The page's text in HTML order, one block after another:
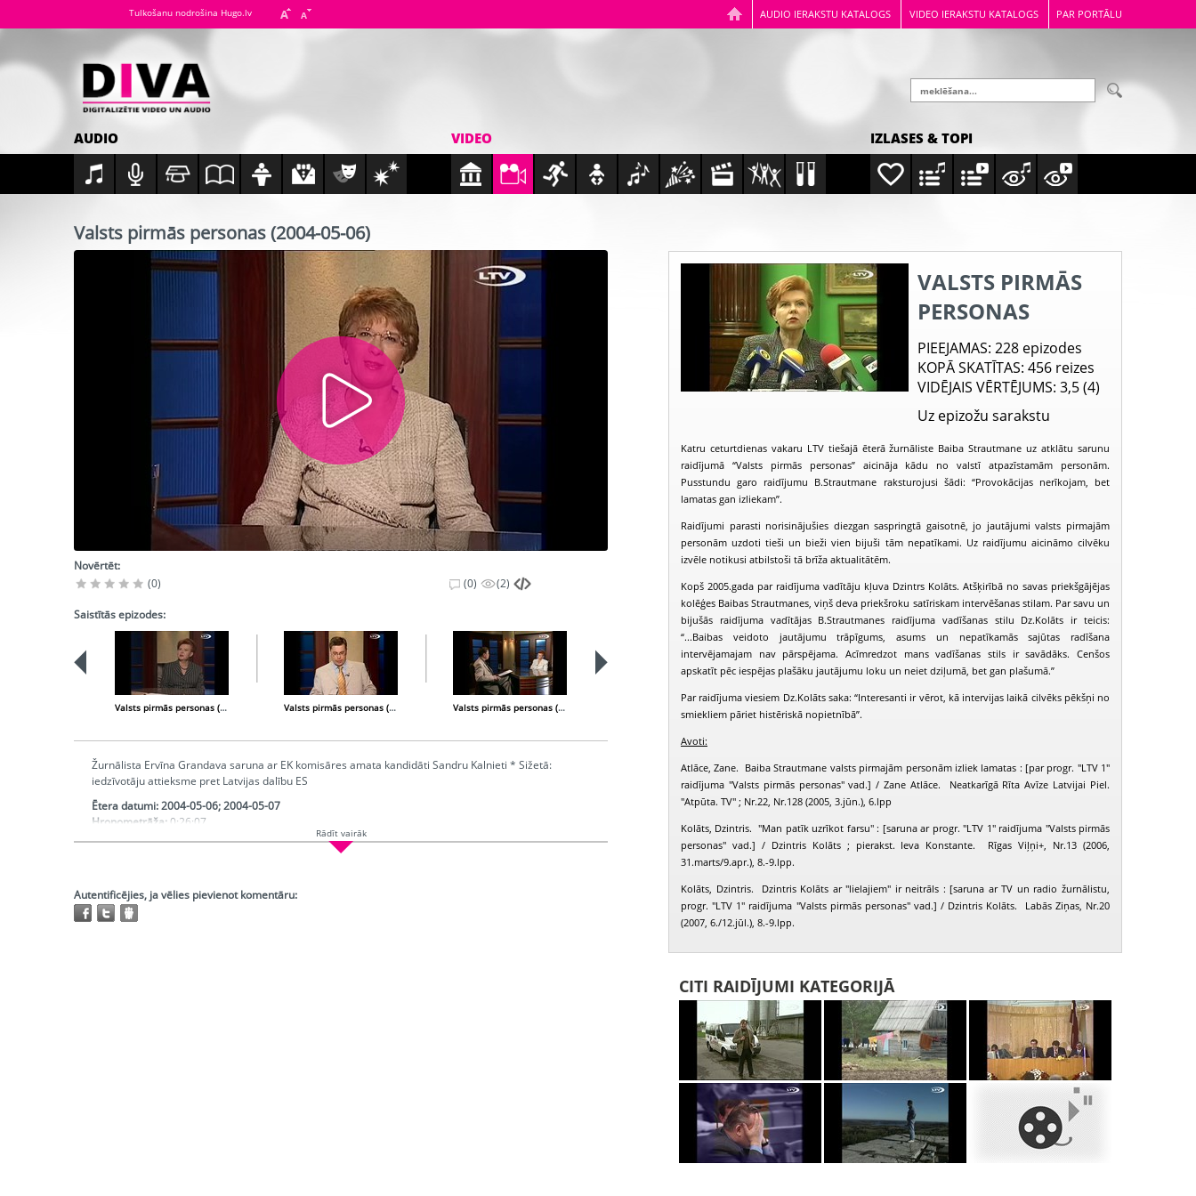
AUDIO IERAKSTU KATALOGS VIDEO IERAKSTU KATALOGS PAR PORTĀLU
Tulkošanu nodrošina Hugo.lv
AUDIO VIDEO IZLASES & TOPI
Valsts pirmās personas (2004-05-06)
Novērtēt:
(0)
(0) (2)
Saistītās epizodes:
Valsts pirmās personas (2004-04-22) Valsts pirmās personas (2004-05-13) Valsts pirmās personas (2004-05-20) Valsts pirmās personas (2004-06-10)
Žurnālista Ervīna Grandava saruna ar EK komisāres amata kandidāti Sandru Kalnieti * Sižetā:
iedzīvotāju attieksme pret Latvijas dalību ES
Ētera datumi:2004-05-06; 2004-05-07
Hronometrāža: 0:26:07
Piedalās:Grandavs Ervīns, Kalniete Sandra
Trešo pušu autortiesības:Nav
Rādīt vairāk
Autentificējies, ja vēlies pievienot komentāru:
VALSTS PIRMĀS
PERSONAS
PIEEJAMAS: 228 epizodes
KOPĀ SKATĪTAS: 456 reizes
VIDĒJAIS VĒRTĒJUMS: 3,5 (4)
Uz epizožu sarakstu
Katru ceturtdienas vakaru LTV tiešajā ēterā žurnāliste Baiba Strautmane uz atklātu sarunu
raidījumā “Valsts pirmās personas” aicināja kādu no valstī atpazīstamām personām.
Pusstundu garo raidījumu B.Strautmane raksturojusi šādi: “Provokācijas nerīkojam, bet
lamatas gan izliekam”.
Raidījumi parasti norisinājušies diezgan saspringtā gaisotnē, jo jautājumi valsts pirmajām
personām uzdoti tieši un bieži vien bijuši tām nepatīkami. Uz raidījumu aicināmo cilvēku
izvēle notikusi atbilstoši tā brīža aktualitātēm.
Kopš 2005.gada par raidījuma vadītāju kļuva Dzintrs Kolāts. Atšķirībā no savas priekšgājējas
kolēģes Baibas Strautmanes, viņš deva priekšroku satīriskam intervēšanas stilam. Par savu un
bijušās raidījuma vadītājas B.Strautmanes raidījuma vadīšanas stilu Dz.Kolāts ir teicis:
“...Baibas veidoto jautājumu trāpīgums, asums un nepatīkamās sajūtas radīšana
intervējamajam nav pārspējama. Acīmredzot mans vadīšanas stils ir savādāks. Cenšos
apskatīt pēc iespējas plašāku jautājumu loku un neiet dziļumā, bet gan plašumā.”
Par raidījuma viesiem Dz.Kolāts saka: “Interesanti ir vērot, kā intervijas laikā cilvēks pēkšņi no
smiekliem pāriet histēriskā nopietnībā”.
Avoti:
Atlāce, Zane. Baiba Strautmane valsts pirmajām personām izliek lamatas : [par progr. "LTV 1"
raidījuma "Valsts pirmās personas" vad.] / Zane Atlāce. Neatkarīgā Rīta Avīze Latvijai Piel.
"Atpūta. TV" ; Nr.22, Nr.128 (2005, 3.jūn.), 6.lpp
Kolāts, Dzintris. "Man patīk uzrīkot farsu" : [saruna ar progr. "LTV 1" raidījuma "Valsts pirmās
personas" vad.] / Dzintris Kolāts ; pierakst. Ieva Konstante. Rīgas Viļņi+, Nr.13 (2006,
31.marts/9.apr.), 8.-9.lpp.
Kolāts, Dzintris. Dzintris Kolāts ar "lielajiem" ir neitrāls : [saruna ar TV un radio žurnālistu,
progr. "LTV 1" raidījuma "Valsts pirmās personas" vad.] / Dzintris Kolāts. Labās Ziņas, Nr.20
(2007, 6./12.jūl.), 8.-9.lpp.
CITI RAIDĪJUMI KATEGORIJĀ